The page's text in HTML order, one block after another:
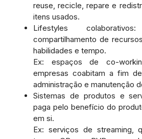
reuse, recicle, repare e
itens usados.
Lifestyles
compartilhamento de
habilidades e tempo.
Ex: espaços de co-
empresas coabitam a fim
administração e manutenção
Sistemas de produtos e
paga pelo benefício do
em si.
Ex: serviços de streaming,